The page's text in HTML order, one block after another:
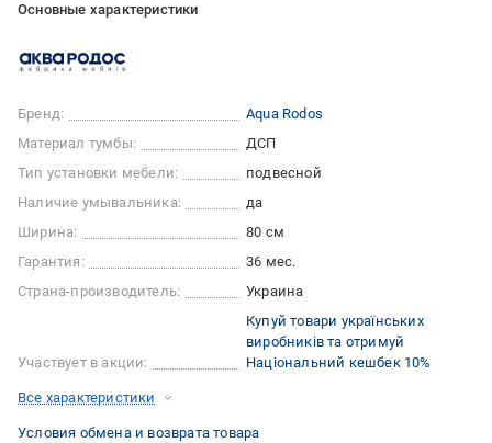
Основные характеристики
Бренд:
Aqua Rodos
Материал тумбы:
ДСП
Тип установки мебели:
подвесной
Наличие умывальника:
да
Ширина:
80 см
Гарантия:
36 мес.
Страна-производитель:
Украина
Участвует в акции:
Купуй товари українських
виробників та отримуй
Національний кешбек 10%
Все характеристики
Условия обмена и возврата товара